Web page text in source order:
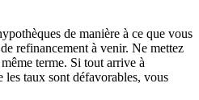
de manière à ce que vous
refinancement à venir. Ne mettez
terme. Si tout arrive à
les taux sont défavorables, vous